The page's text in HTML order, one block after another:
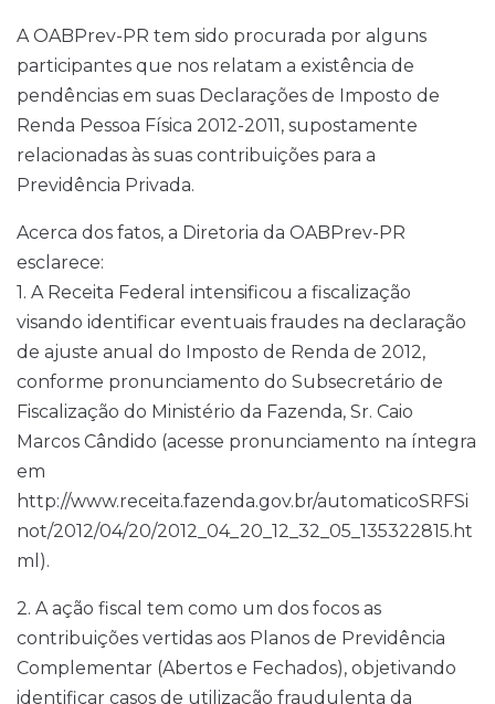
A OABPrev-PR tem sido procurada por alguns
participantes que nos relatam a existência de
pendências em suas Declarações de Imposto de
Renda Pessoa Física 2012-2011, supostamente
relacionadas às suas contribuições para a
Previdência Privada.
Acerca dos fatos, a Diretoria da OABPrev-PR
esclarece:
1. A Receita Federal intensificou a fiscalização
visando identificar eventuais fraudes na declaração
de ajuste anual do Imposto de Renda de 2012,
conforme pronunciamento do Subsecretário de
Fiscalização do Ministério da Fazenda, Sr. Caio
Marcos Cândido (acesse pronunciamento na íntegra
em
http://www.receita.fazenda.gov.br/automaticoSRFSi
not/2012/04/20/2012_04_20_12_32_05_135322815.ht
ml).
2. A ação fiscal tem como um dos focos as
contribuições vertidas aos Planos de Previdência
Complementar (Abertos e Fechados), objetivando
identificar casos de utilização fraudulenta da